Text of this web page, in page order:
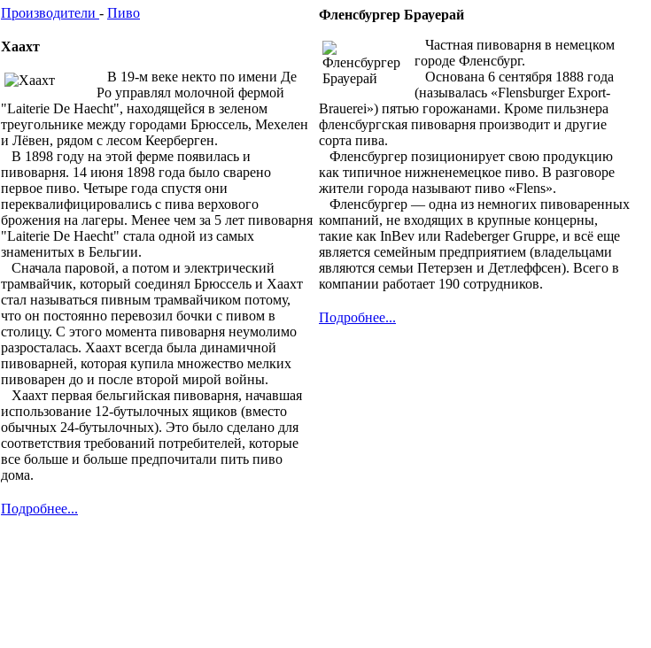
Производители - Пиво
Хаахт
В 19-м веке некто по имени Де
Ро управлял молочной фермой
"Laiterie De Haecht", находящейся в зеленом
треугольнике между городами Брюссель, Мехелен
и Лёвен, рядом с лесом Кеерберген.
В 1898 году на этой ферме появилась и
пивоварня. 14 июня 1898 года было сварено
первое пиво. Четыре года спустя они
переквалифицировались с пива верхового
брожения на лагеры. Менее чем за 5 лет пивоварня
"Laiterie De Haecht" стала одной из самых
знаменитых в Бельгии.
Сначала паровой, а потом и электрический
трамвайчик, который соединял Брюссель и Хаахт
стал называться пивным трамвайчиком потому,
что он постоянно перевозил бочки с пивом в
столицу. С этого момента пивоварня неумолимо
разросталась. Хаахт всегда была динамичной
пивоварней, которая купила множество мелких
пивоварен до и после второй мирой войны.
Хаахт первая бельгийская пивоварня, начавшая
использование 12-бутылочных ящиков (вместо
обычных 24-бутылочных). Это было сделано для
соответствия требований потребителей, которые
все больше и больше предпочитали пить пиво
дома.
Подробнее...
Фленсбургер Брауерай
Частная пивоварня в немецком
городе Фленсбург.
Основана 6 сентября 1888 года
(называлась «Flensburger Export-
Brauerei») пятью горожанами. Кроме пильзнера
фленсбургская пивоварня производит и другие
сорта пива.
Фленсбургер позиционирует свою продукцию
как типичное нижненемецкое пиво. В разговоре
жители города называют пиво «Flens».
Фленсбургер — одна из немногих пивоваренных
компаний, не входящих в крупные концерны,
такие как InBev или Radeberger Gruppe, и всё еще
является семейным предприятием (владельцами
являются семьи Петерзен и Детлеффсен). Всего в
компании работает 190 сотрудников.
Подробнее...